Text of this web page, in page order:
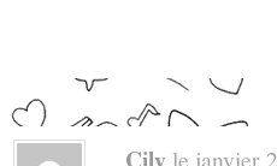
le janvier